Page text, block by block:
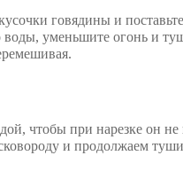
говядины и
воды, уменьшите огонь и
чтобы при нарезке он не
и продолжаем